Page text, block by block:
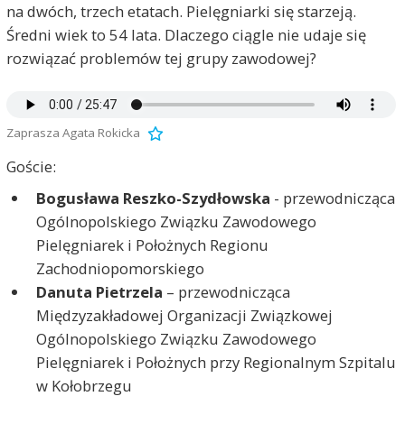
na dwóch, trzech etatach. Pielęgniarki się starzeją.
Średni wiek to 54 lata. Dlaczego ciągle nie udaje się
rozwiązać problemów tej grupy zawodowej?
Zaprasza Agata Rokicka
Goście:
Bogusława Reszko-Szydłowska - przewodnicząca
Ogólnopolskiego Związku Zawodowego
Pielęgniarek i Położnych Regionu
Zachodniopomorskiego
Danuta Pietrzela – przewodnicząca
Międzyzakładowej Organizacji Związkowej
Ogólnopolskiego Związku Zawodowego
Pielęgniarek i Położnych przy Regionalnym Szpitalu
w Kołobrzegu